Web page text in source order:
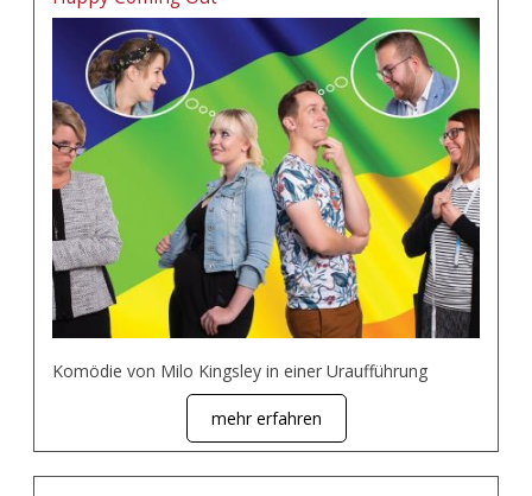
Komödie von Milo Kingsley in einer Uraufführung
mehr erfahren